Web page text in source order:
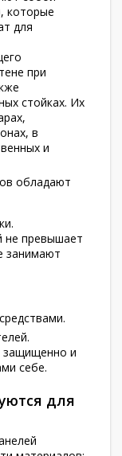
которые
для
при
стойках. Их
в
и
обладают
не превышает
занимают
защищенно и
себе.
для